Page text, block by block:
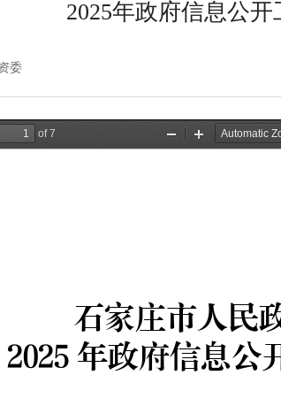
2025年政府信息公
委